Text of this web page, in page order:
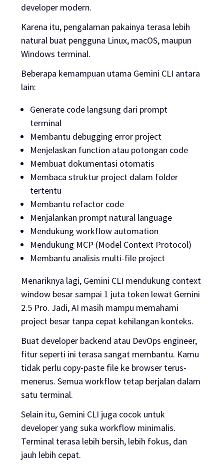
developer modern.
Karena itu, pengalaman pakainya terasa lebih
natural buat pengguna Linux, macOS, maupun
Windows terminal.
Beberapa kemampuan utama Gemini CLI antara
lain:
Generate code langsung dari prompt
terminal
Membantu debugging error project
Menjelaskan function atau potongan code
Membuat dokumentasi otomatis
Membaca struktur project dalam folder
tertentu
Membantu refactor code
Menjalankan prompt natural language
Mendukung workflow automation
Mendukung MCP (Model Context Protocol)
Membantu analisis multi-file project
Menariknya lagi, Gemini CLI mendukung context
window besar sampai 1 juta token lewat Gemini
2.5 Pro. Jadi, AI masih mampu memahami
project besar tanpa cepat kehilangan konteks.
Buat developer backend atau DevOps engineer,
fitur seperti ini terasa sangat membantu. Kamu
tidak perlu copy-paste file ke browser terus-
menerus. Semua workflow tetap berjalan dalam
satu terminal.
Selain itu, Gemini CLI juga cocok untuk
developer yang suka workflow minimalis.
Terminal terasa lebih bersih, lebih fokus, dan
jauh lebih cepat.